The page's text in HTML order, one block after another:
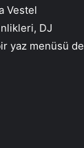
Vestel
DJ
yaz menüsü de